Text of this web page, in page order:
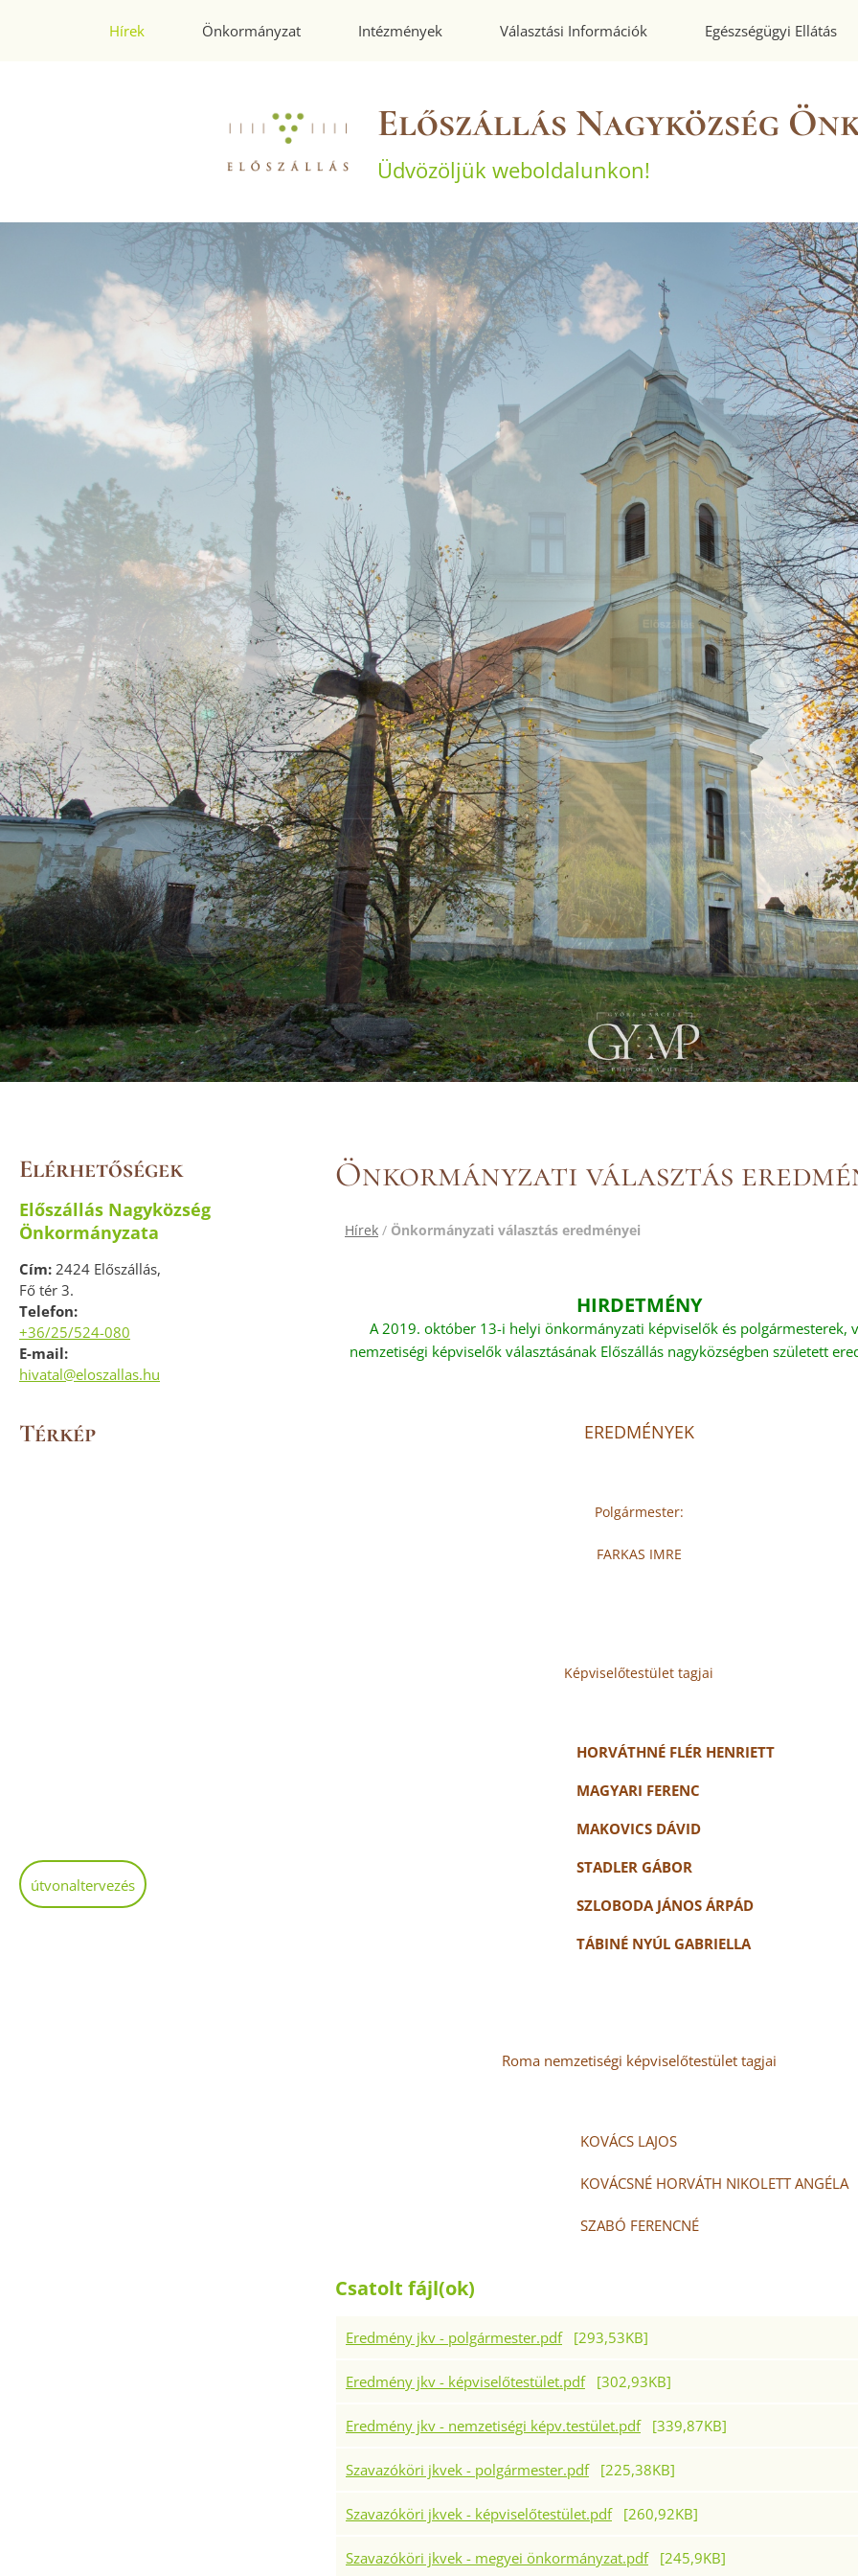
Hírek Önkormányzat Intézmények Választási Információk Egészségügyi Ellátás
Előszállás Nagyközség
Üdvözöljük weboldalunkon!
Elérhetőségek
Előszállás Nagyközség
Önkormányzata
Cím: 2424 Előszállás,
Fő tér 3.
Telefon:
+36/25/524-080
E-mail:
hivatal@eloszallas.hu
Térkép
útvonaltervezés
Önkormányzati választás
Hírek / Önkormányzati választás eredményei
HIRDETMÉNY
A 2019. október 13-i helyi önkormányzati képviselők és polgármesterek,
nemzetiségi képviselők választásának Előszállás nagyközségben született
EREDMÉNYEK
Polgármester:
FARKAS IMRE
Képviselőtestület tagjai
HORVÁTHNÉ FLÉR HENRIETT
MAGYARI FERENC
MAKOVICS DÁVID
STADLER GÁBOR
SZLOBODA JÁNOS ÁRPÁD
TÁBINÉ NYÚL GABRIELLA
Roma nemzetiségi képviselőtestület tagjai
KOVÁCS LAJOS
KOVÁCSNÉ HORVÁTH NIKOLETT ANGÉLA
SZABÓ FERENCNÉ
Csatolt fájl(ok)
Eredmény jkv - polgármester.pdf [293,53KB]
Eredmény jkv - képviselőtestület.pdf [302,93KB]
Eredmény jkv - nemzetiségi képv.testület.pdf [339,87KB]
Szavazóköri jkvek - polgármester.pdf [225,38KB]
Szavazóköri jkvek - képviselőtestület.pdf [260,92KB]
Szavazóköri jkvek - megyei önkormányzat.pdf [245,9KB]